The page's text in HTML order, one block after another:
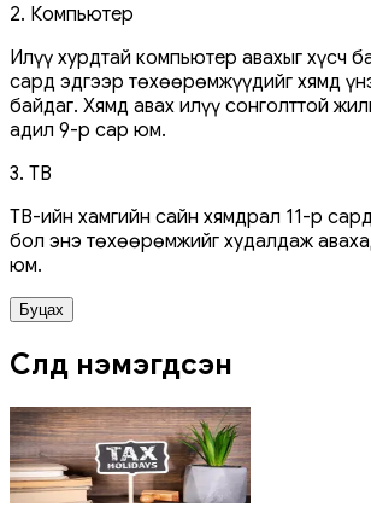
2. Компьютер
Илүү хурдтай компьютер авахыг хүсч
сард эдгээр төхөөрөмжүүдийг хямд
байдаг. Хямд авах илүү сонголттой
адил 9-р сар юм.
3. ТВ
ТВ-ийн хамгийн сайн хямдрал 11-р
бол энэ төхөөрөмжийг худалдаж
юм.
Буцах
Сүүлд нэмэгдсэн